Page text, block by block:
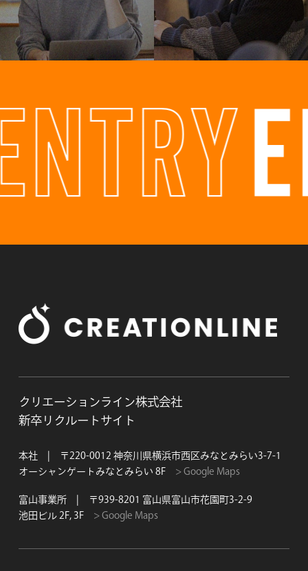
クリエーションライン株式会社
新卒リクルートサイト
本社 | 〒220-0012 神奈川県横浜市西区みなとみらい3-7-1
オーシャンゲートみなとみらい 8F> Google Maps
富山事業所 | 〒939-8201 富山県富山市花園町3-2-9
池田ビル 2F, 3F> Google Maps